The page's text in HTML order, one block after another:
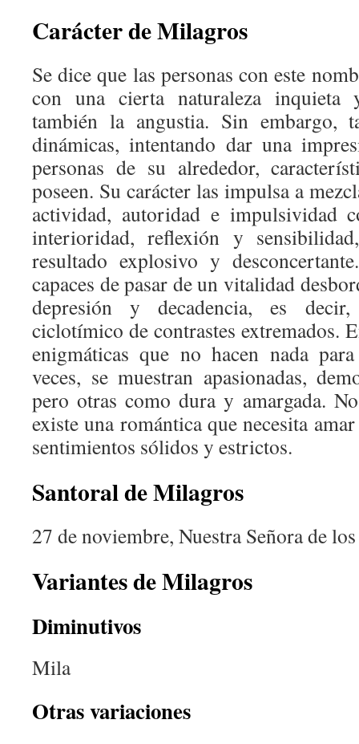
Carácter de Milagros
Se dice que las personas con este
con una cierta naturaleza inquieta
también la angustia. Sin embargo,
dinámicas, intentando dar una
personas de su alrededor,
poseen. Su carácter las impulsa a
actividad, autoridad e impulsividad
interioridad, reflexión y
resultado explosivo y
capaces de pasar de un vitalidad
depresión y decadencia, es
ciclotímico de contrastes extremados.
enigmáticas que no hacen nada
veces, se muestran apasionadas,
pero otras como dura y amargada.
existe una romántica que necesita
sentimientos sólidos y estrictos.
Santoral de Milagros
27 de noviembre, Nuestra Señora de
Variantes de Milagros
Diminutivos
Mila
Otras variaciones